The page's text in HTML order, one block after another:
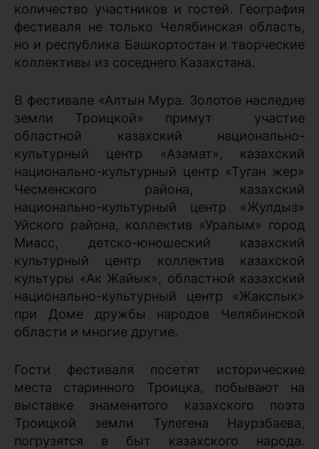
количество участников и гостей. География
фестиваля не только Челябинская область,
но и республика Башкортостан и творческие
коллективы из соседнего Казахстана.
В фестивале «Алтын Мура. Золотое наследие
земли Троицкой» примут участие
областной казахский национально-
культурный центр «Азамат», казахский
национально-культурный центр «Туган жер»
Чесменского района, казахский
национально-культурный центр «Жулдыз»
Уйского района, коллектив «Уралым» город
Миасс, детско-юношеский казахский
культурный центр коллектив казахской
культуры «Ак Жайык», областной казахский
национально-культурный центр «Жакслык»
при Доме дружбы народов Челябинской
области и многие другие.
Гости фестиваля посетят исторические
места старинного Троицка, побывают на
выставке знаменитого казахского поэта
Троицкой земли Тулегена Наурзбаева,
погрузятся в быт казахского народа.